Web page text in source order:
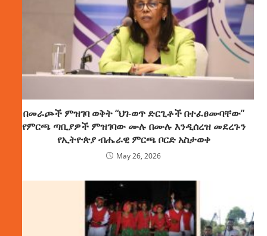
በመራጮች ምዝገባ ወቅት “ህገ-ወጥ ድርጊቶች በተፈፀሙባቸው”
የምርጫ ጣቢያዎች ምዝገባው ሙሉ በሙሉ እንዲሰረዝ መደረጉን
የኢትዮጵያ ብሔራዊ ምርጫ ቦርድ አስታወቀ
May 26, 2026